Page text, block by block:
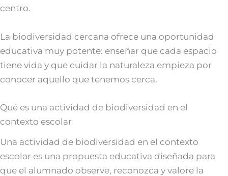
centro.
La biodiversidad cercana ofrece una oportunidad
educativa muy potente: enseñar que cada espacio
tiene vida y que cuidar la naturaleza empieza por
conocer aquello que tenemos cerca.
Qué es una actividad de biodiversidad en el
contexto escolar
Una actividad de biodiversidad en el contexto
escolar es una propuesta educativa diseñada para
que el alumnado observe, reconozca y valore la